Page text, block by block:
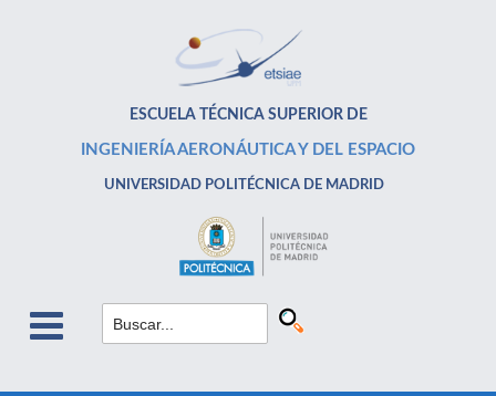
ESCUELA TÉCNICA SUPERIOR DE
INGENIERÍA AERONÁUTICA Y DEL ESPACIO
UNIVERSIDAD POLITÉCNICA DE MADRID